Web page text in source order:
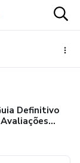
Definitivo